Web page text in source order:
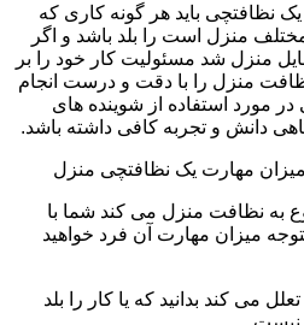
نظافتچی باید هر گونه کاری که
منزل است را بلد باشد و اگر
منزل شد مسئولیت کار خود را بر
منزل را با دقت و درست انجام
مورد استفاده از شوینده های
دانش و تجربه کافی داشته باشد.
مهارت یک نظافتچی منزل
به نظافت منزل می کند شما با
میزان مهارت آن فرد خواهید
می کند بدانید که یا کار را بلد